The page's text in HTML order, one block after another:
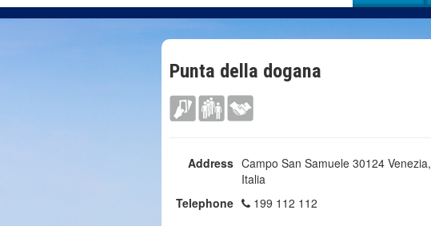
Punta della dogana
Address Campo San Samuele 30124 Venezia,
Italia
Telephone
199 112 112